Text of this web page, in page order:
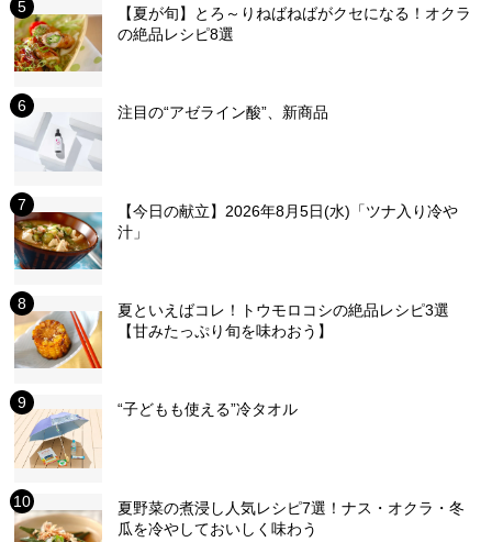
【夏が旬】とろ～りねばねばがクセになる！オクラ
の絶品レシピ8選
注目の“アゼライン酸”、新商品
【今日の献立】2026年8月5日(水)「ツナ入り冷や
汁」
夏といえばコレ！トウモロコシの絶品レシピ3選
【甘みたっぷり旬を味わおう】
“子どもも使える”冷タオル
夏野菜の煮浸し人気レシピ7選！ナス・オクラ・冬
瓜を冷やしておいしく味わう